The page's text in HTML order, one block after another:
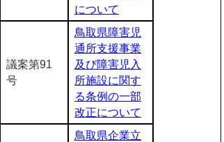
について
議案第91
号
鳥取県障害児
通所支援事業
及び障害児入
所施設に関す
る条例の一部
改正について
鳥取県企業立